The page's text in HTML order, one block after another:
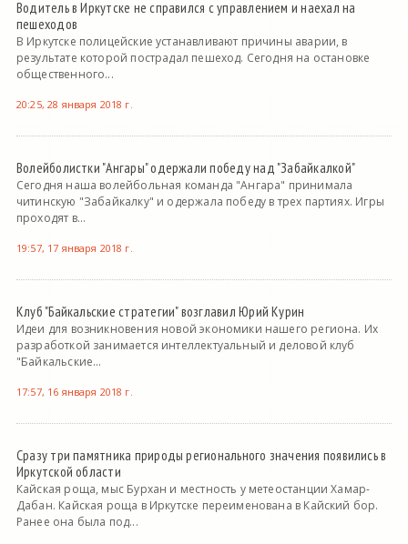
Водитель в Иркутске не справился с управлением и наехал на
пешеходов
В Иркутске полицейские устанавливают причины аварии, в
результате которой пострадал пешеход. Сегодня на остановке
общественного...
20:25, 28 января 2018 г.
Волейболистки "Ангары" одержали победу над "Забайкалкой"
Сегодня наша волейбольная команда "Ангара" принимала
читинскую "Забайкалку" и одержала победу в трех партиях. Игры
проходят в...
19:57, 17 января 2018 г.
Клуб "Байкальские стратегии" возглавил Юрий Курин
Идеи для возникновения новой экономики нашего региона. Их
разработкой занимается интеллектуальный и деловой клуб
"Байкальские...
17:57, 16 января 2018 г.
Сразу три памятника природы регионального значения появились в
Иркутской области
Кайская роща, мыс Бурхан и местность у метеостанции Хамар-
Дабан. Кайская роща в Иркутске переименована в Кайский бор.
Ранее она была под...